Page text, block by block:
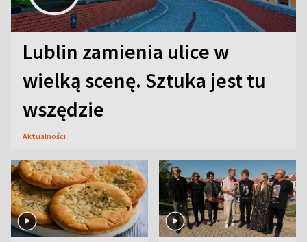
Lublin zamienia ulice w
wielką scenę. Sztuka jest tu
wszędzie
Aktualności